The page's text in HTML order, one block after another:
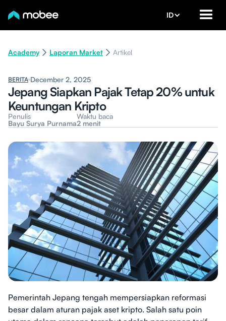
ID
Academy Laporan Market Artikel
BERITA December 2, 2025
Jepang Siapkan Pajak Tetap 20% untuk
Keuntungan Kripto
Penulis
Bayu Surya Purnama
Waktu baca
2 menit
Pemerintah Jepang tengah mempersiapkan reformasi
besar dalam aturan pajak aset kripto. Salah satu poin